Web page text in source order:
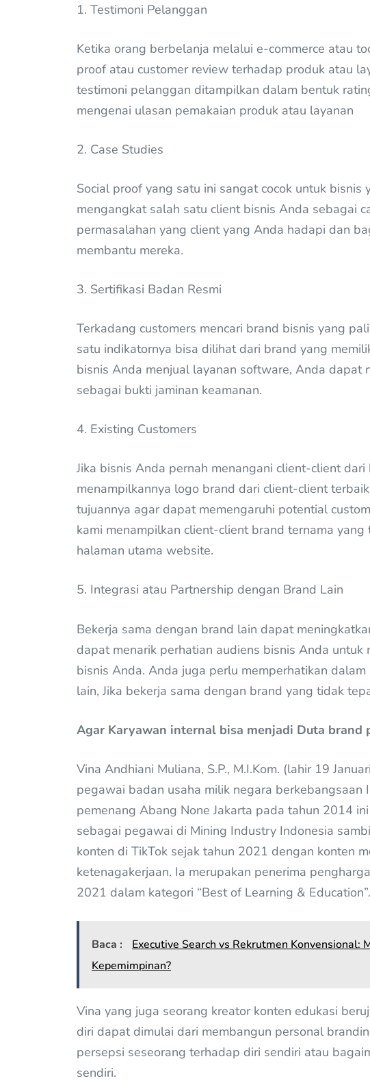
1. Testimoni Pelanggan
Ketika orang berbelanja melalui e-commerce atau
proof atau customer review terhadap produk atau
testimoni pelanggan ditampilkan dalam bentuk
mengenai ulasan pemakaian produk atau layanan
2. Case Studies
Social proof yang satu ini sangat cocok untuk
mengangkat salah satu client bisnis Anda sebagai
permasalahan yang client yang Anda hadapi dan
membantu mereka.
3. Sertifikasi Badan Resmi
Terkadang customers mencari brand bisnis yang
satu indikatornya bisa dilihat dari brand yang
bisnis Anda menjual layanan software, Anda dapat
sebagai bukti jaminan keamanan.
4. Existing Customers
Jika bisnis Anda pernah menangani client-client
menampilkannya logo brand dari client-client
tujuannya agar dapat memengaruhi potential
kami menampilkan client-client brand ternama
halaman utama website.
5. Integrasi atau Partnership dengan Brand Lain
Bekerja sama dengan brand lain dapat
dapat menarik perhatian audiens bisnis Anda
bisnis Anda. Anda juga perlu memperhatikan
lain, Jika bekerja sama dengan brand yang tidak
Agar Karyawan internal bisa menjadi Duta brand
Vina Andhiani Muliana, S.P., M.I.Kom. (lahir 19
pegawai badan usaha milik negara berkebangsaan
pemenang Abang None Jakarta pada tahun 2014
sebagai pegawai di Mining Industry Indonesia
konten di TikTok sejak tahun 2021 dengan konten
ketenagakerjaan. Ia merupakan penerima
2021 dalam kategori “Best of Learning & Education”.
Baca :
Executive Search vs Rekrutmen Konvensional:
Kepemimpinan?
Vina yang juga seorang kreator konten edukasi
diri dapat dimulai dari membangun personal
persepsi seseorang terhadap diri sendiri atau
sendiri.